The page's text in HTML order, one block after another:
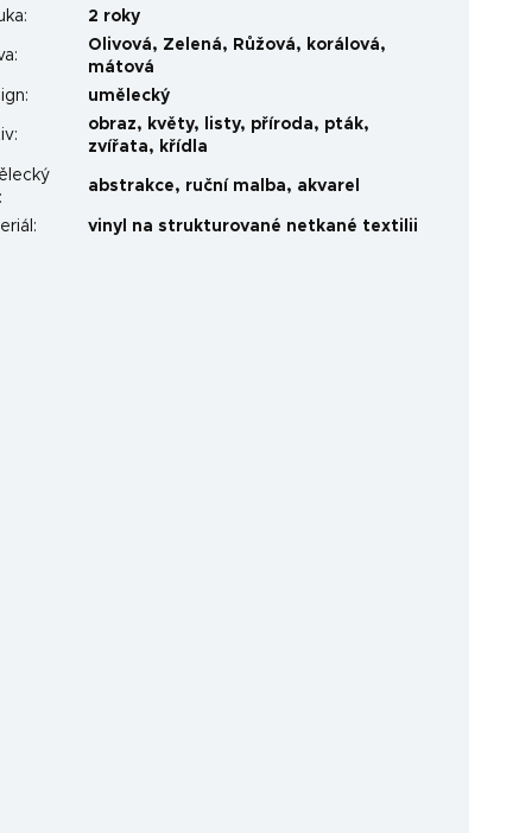
: 2 roky
:
Olivová, Zelená, Růžová, korálová,
mátová
: umělecký
:
obraz, květy, listy, příroda, pták,
zvířata, křídla
:
abstrakce, ruční malba, akvarel
: vinyl na strukturované netkané textilii